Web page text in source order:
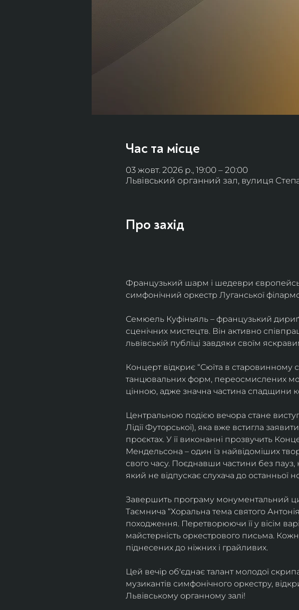
Час та місце
03 жовт. 2026 р., 19:00 – 20:00
Львівський органний зал, вулиця
Про захід
Французький шарм і шедеври
симфонічний оркестр Луганської
Семюель Куфіньяль – французький
сценічних мистецтв. Він активно
львівській публіці завдяки своїм
Концерт відкриє “Сюїта в старовинному
танцювальних форм, переосмислених
цінною, адже значна частина спадщини
Центральною подією вечора стане
Лідії Футорської), яка вже встигла
проєктах. У її виконанні прозвучить
Мендельсона – один із найвідоміших
свого часу. Поєднавши частини без
який не відпускає слухача до останньої
Завершить програму монументальний
Таємнича “Хоральна тема святого
походження. Перетворюючи її у вісім
майстерність оркестрового письма.
піднесених до ніжних і грайливих.
Цей вечір об'єднає талант молодої
музикантів симфонічного оркестру,
Львівському органному залі!